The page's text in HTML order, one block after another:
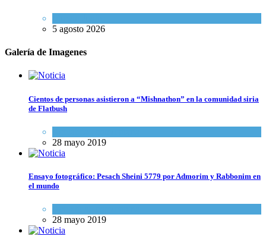
5 agosto 2026
Galería de Imagenes
Cientos de personas asistieron a “Mishnathon” en la comunidad siria
de Flatbush
28 mayo 2019
Ensayo fotográfico: Pesach Sheini 5779 por Admorim y Rabbonim en
el mundo
28 mayo 2019